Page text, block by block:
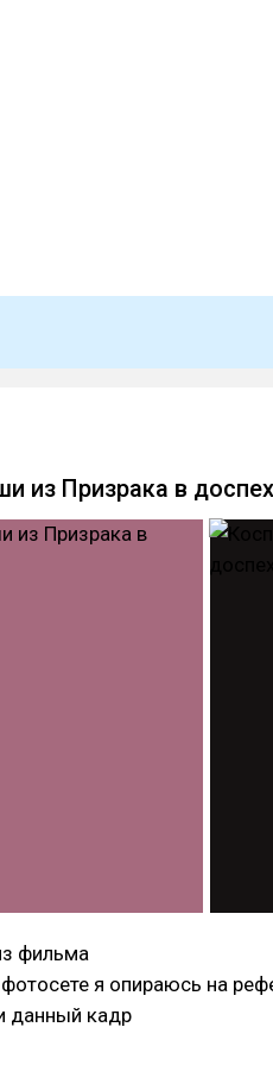
из Призрака в
фильма
я опираюсь на
данный кадр